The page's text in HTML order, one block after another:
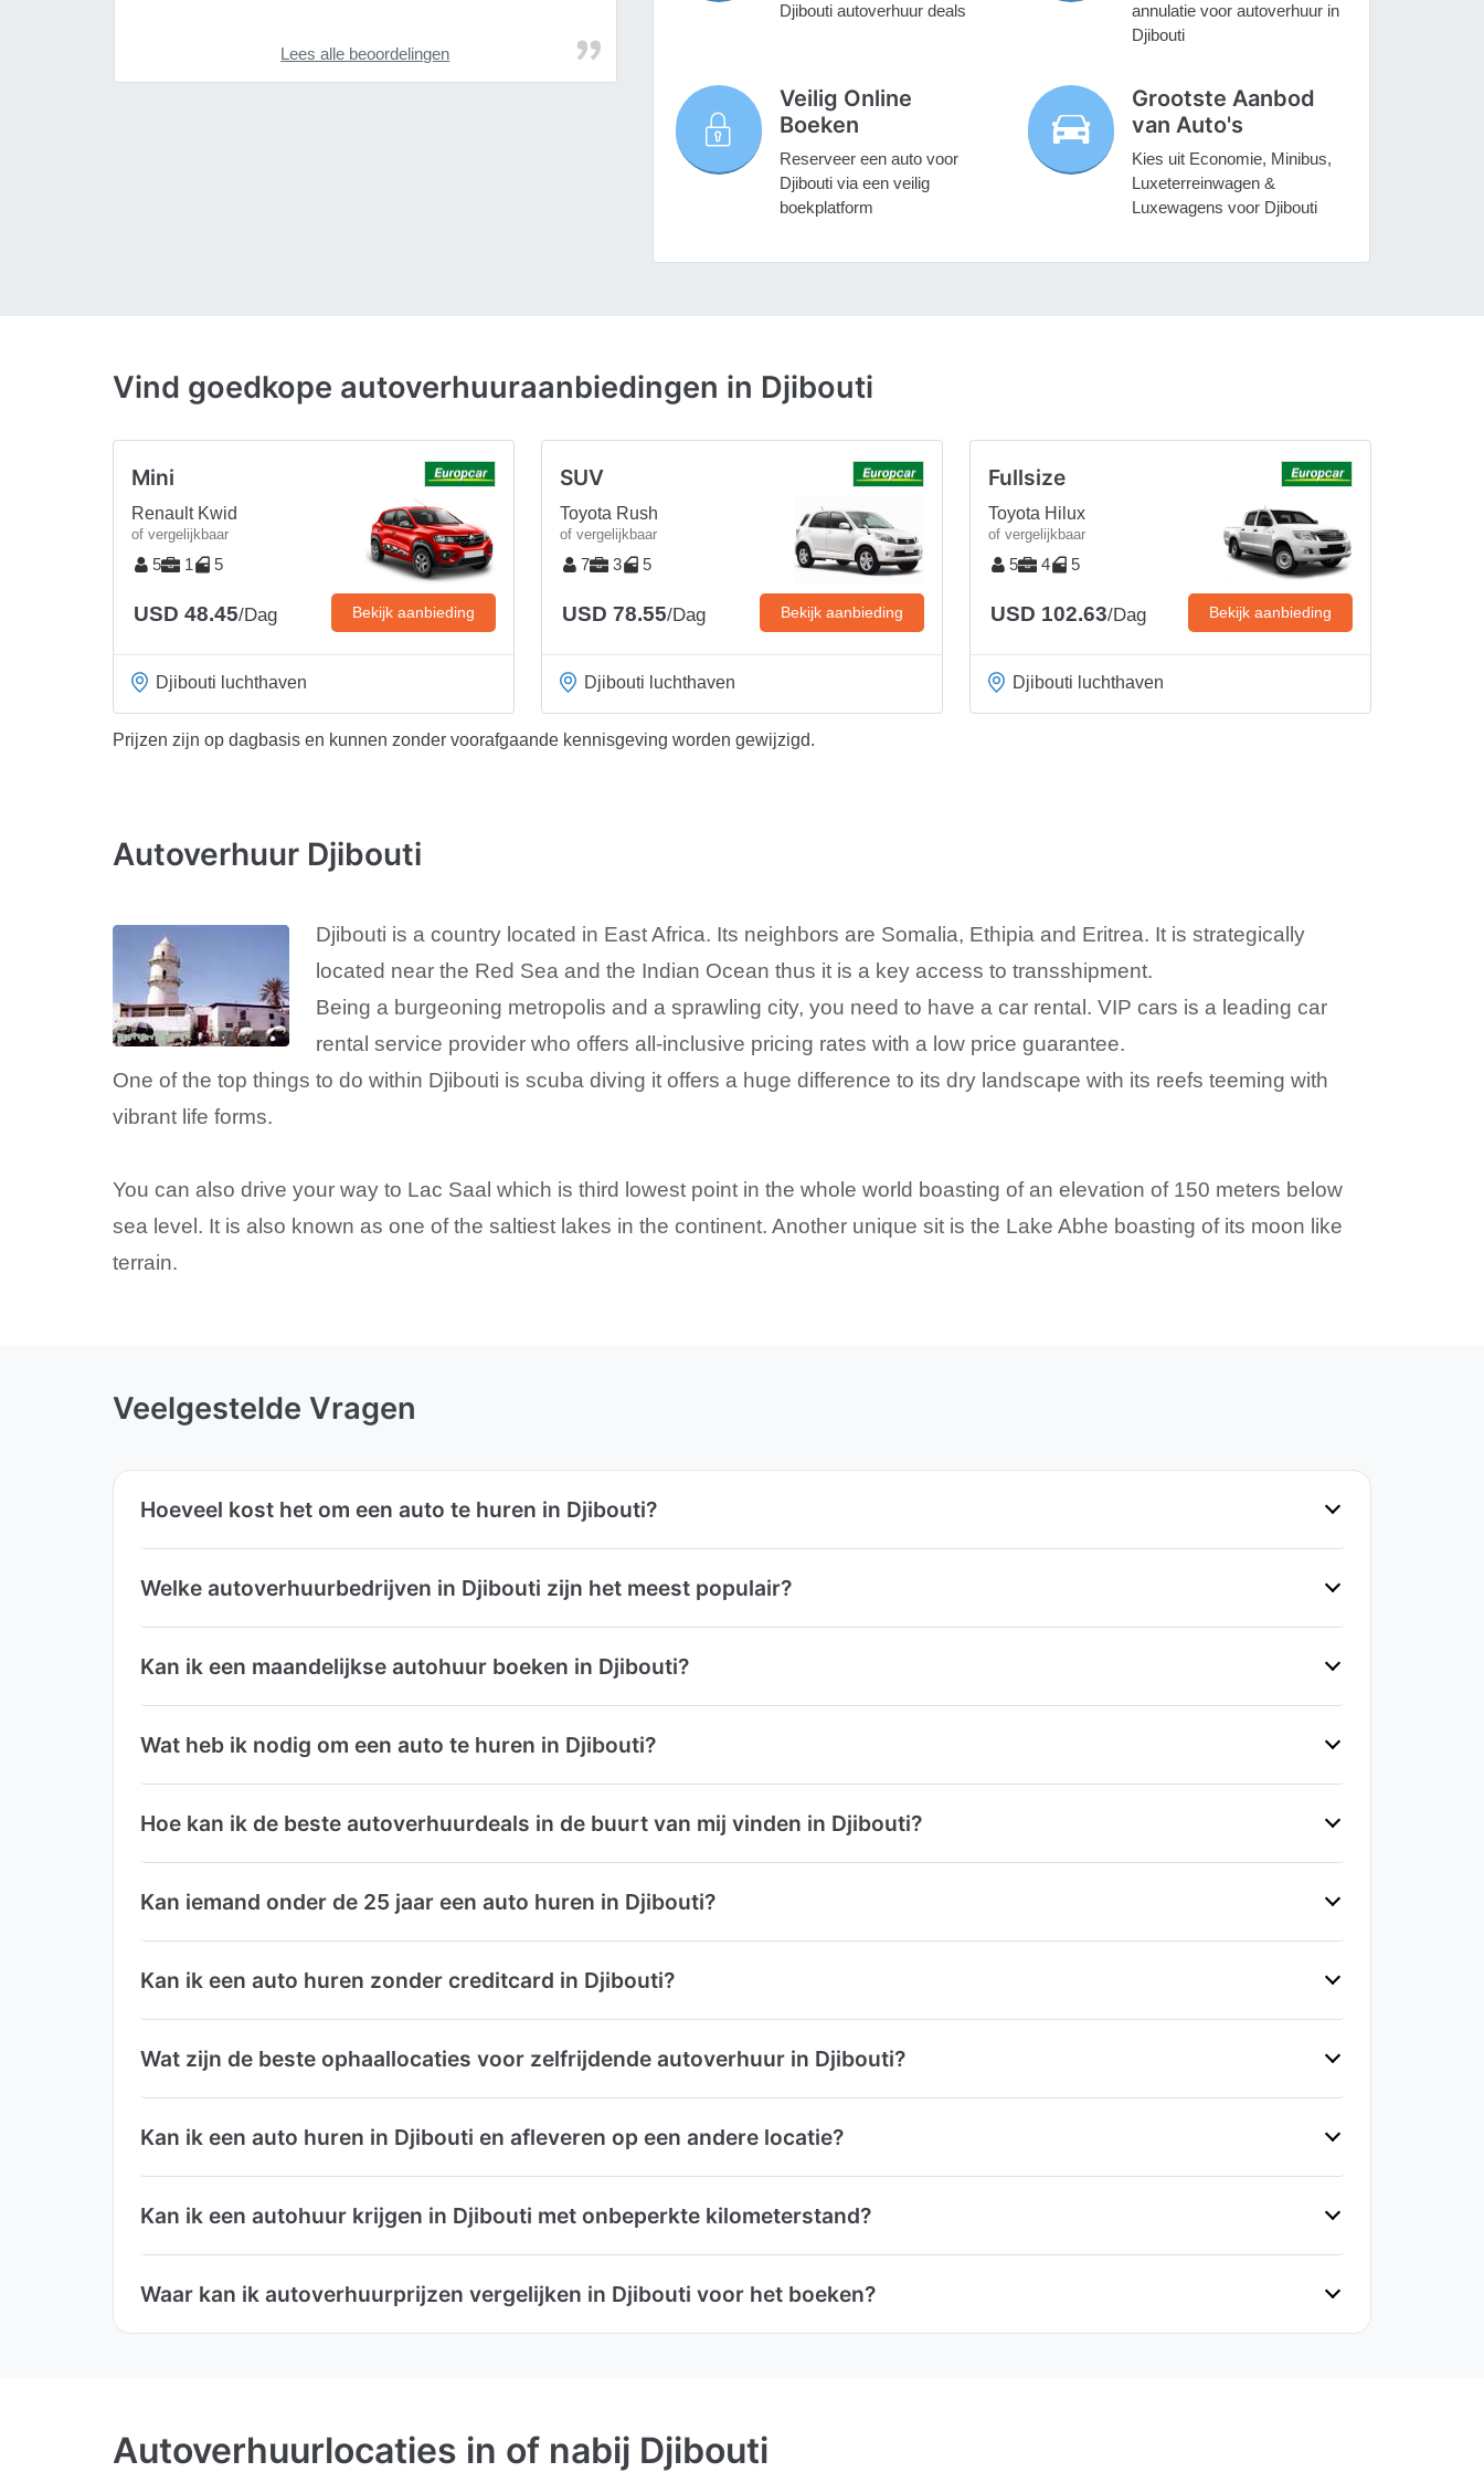
Lees alle beoordelingen
Djibouti autoverhuur deals
annulatie voor autoverhuur in
Djibouti
Veilig Online
Boeken
Reserveer een auto voor
Djibouti via een veilig
boekplatform
Grootste Aanbod
van Auto's
Kies uit Economie, Minibus,
Luxeterreinwagen &
Luxewagens voor Djibouti
Vind goedkope autoverhuuraanbiedingen in Djibouti
Mini
Renault Kwid
of vergelijkbaar
5 1 5
USD 48.45/Dag Bekijk aanbieding
Djibouti luchthaven
SUV
Toyota Rush
of vergelijkbaar
7 3 5
USD 78.55/Dag Bekijk aanbieding
Djibouti luchthaven
Fullsize
Toyota Hilux
of vergelijkbaar
5 4 5
USD 102.63/Dag Bekijk aanbieding
Djibouti luchthaven
Prijzen zijn op dagbasis en kunnen zonder voorafgaande kennisgeving worden gewijzigd.
Autoverhuur Djibouti
Djibouti is a country located in East Africa. Its neighbors are Somalia, Ethipia and Eritrea. It is strategically
located near the Red Sea and the Indian Ocean thus it is a key access to transshipment.
Being a burgeoning metropolis and a sprawling city, you need to have a car rental. VIP cars is a leading car
rental service provider who offers all-inclusive pricing rates with a low price guarantee.
One of the top things to do within Djibouti is scuba diving it offers a huge difference to its dry landscape with its reefs teeming with
vibrant life forms.
You can also drive your way to Lac Saal which is third lowest point in the whole world boasting of an elevation of 150 meters below
sea level. It is also known as one of the saltiest lakes in the continent. Another unique sit is the Lake Abhe boasting of its moon like
terrain.
Veelgestelde Vragen
Hoeveel kost het om een auto te huren in Djibouti?
Welke autoverhuurbedrijven in Djibouti zijn het meest populair?
Kan ik een maandelijkse autohuur boeken in Djibouti?
Wat heb ik nodig om een auto te huren in Djibouti?
Hoe kan ik de beste autoverhuurdeals in de buurt van mij vinden in Djibouti?
Kan iemand onder de 25 jaar een auto huren in Djibouti?
Kan ik een auto huren zonder creditcard in Djibouti?
Wat zijn de beste ophaallocaties voor zelfrijdende autoverhuur in Djibouti?
Kan ik een auto huren in Djibouti en afleveren op een andere locatie?
Kan ik een autohuur krijgen in Djibouti met onbeperkte kilometerstand?
Waar kan ik autoverhuurprijzen vergelijken in Djibouti voor het boeken?
Autoverhuurlocaties in of nabij Djibouti